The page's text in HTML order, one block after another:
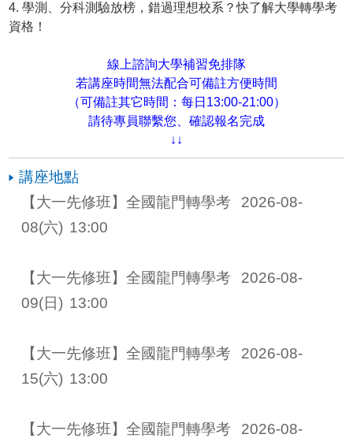
4. 學測、分科測驗放榜，錯過理想校系？快了解大學轉學考
資格！
線上諮詢大學補習免排隊
若講座時間無法配合可備註方便時間
（可備註其它時間：每日13:00-21:00）
請待專員聯繫您、確認報名完成
↓↓
講座地點
【大一先修班】全國龍門轉學考
2026-08-
08(六) 13:00
【大一先修班】全國龍門轉學考
2026-08-
09(日) 13:00
【大一先修班】全國龍門轉學考
2026-08-
15(六) 13:00
【大一先修班】全國龍門轉學考
2026-08-